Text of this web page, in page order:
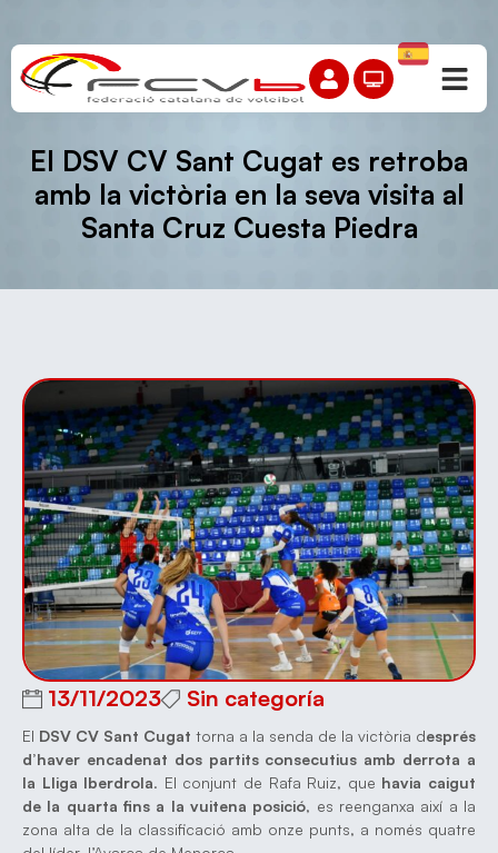
El DSV CV Sant Cugat es retroba
amb la victòria en la seva visita al
Santa Cruz Cuesta Piedra
13/11/2023 Sin categoría
El DSV CV Sant Cugat torna a la senda de la victòria després
d’haver encadenat dos partits consecutius amb derrota a
la Lliga Iberdrola. El conjunt de Rafa Ruiz, que havia caigut
de la quarta fins a la vuitena posició, es reenganxa així a la
zona alta de la classificació amb onze punts, a només quatre